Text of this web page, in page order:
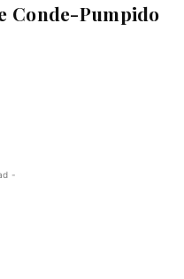
Conde-Pumpido
-